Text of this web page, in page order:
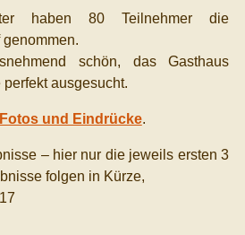
haben 80 Teilnehmer die
schön, das Gasthaus
ausgesucht.
und Eindrücke.
– hier nur die jeweils ersten 3
folgen in Kürze,